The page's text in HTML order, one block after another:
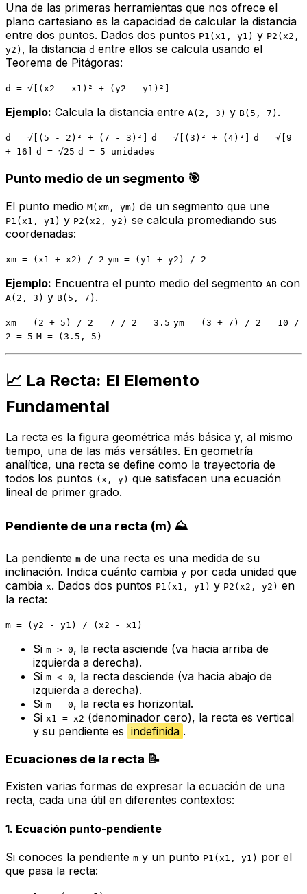
Una de las primeras herramientas que nos ofrece el
plano cartesiano es la capacidad de calcular la distancia
entre dos puntos. Dados dos puntos P1(x1, y1) y P2(x2,
y2) , la distancia d entre ellos se calcula usando el
Teorema de Pitágoras:
d = √[(x2 - x1)² + (y2 - y1)²]
Ejemplo: Calcula la distancia entre A(2, 3) y B(5, 7) .
d = √[(5 - 2)² + (7 - 3)²] d = √[(3)² + (4)²]
d = √[9
+ 16]
d = √25 d = 5 unidades
Punto medio de un segmento 🎯
El punto medio M(xm, ym) de un segmento que une
P1(x1, y1) y P2(x2, y2) se calcula promediando sus
coordenadas:
xm = (x1 + x2) / 2 ym = (y1 + y2) / 2
Ejemplo: Encuentra el punto medio del segmento AB con
A(2, 3) y B(5, 7) .
xm = (2 + 5) / 2 = 7 / 2 = 3.5 ym = (3 + 7) / 2 = 10 /
2 = 5 M = (3.5, 5)
📈 La Recta: El Elemento
Fundamental
La recta es la figura geométrica más básica y, al mismo
tiempo, una de las más versátiles. En geometría
analítica, una recta se define como la trayectoria de
todos los puntos (x, y) que satisfacen una ecuación
lineal de primer grado.
Pendiente de una recta (m) ⛰️
La pendiente m de una recta es una medida de su
inclinación. Indica cuánto cambia y por cada unidad que
cambia x. Dados dos puntos P1(x1, y1) y P2(x2, y2) en
la recta:
m = (y2 - y1) / (x2 - x1)
Si m > 0, la recta asciende (va hacia arriba de
izquierda a derecha).
Si m < 0, la recta desciende (va hacia abajo de
izquierda a derecha).
Si m = 0, la recta es horizontal.
Si x1 = x2 (denominador cero), la recta es vertical
y su pendiente es indefinida .
Ecuaciones de la recta 📝
Existen varias formas de expresar la ecuación de una
recta, cada una útil en diferentes contextos:
1. Ecuación punto-pendiente
Si conoces la pendiente m y un punto P1(x1, y1) por el
que pasa la recta: